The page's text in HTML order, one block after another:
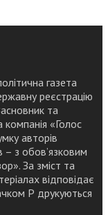
газета
реєстрацію
та
«Голос
авторів
– з обов’язковим
За зміст та
відповідає
Р друкуються